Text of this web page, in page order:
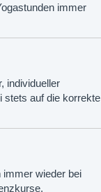
immer
individueller
stets auf die korrekte
immer wieder bei